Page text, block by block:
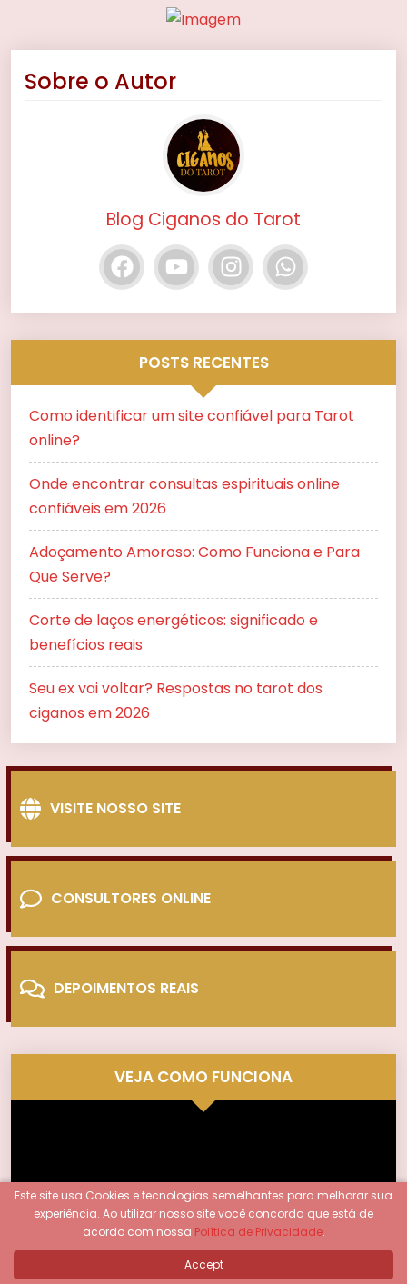
Sobre o Autor
Blog Ciganos do Tarot
POSTS RECENTES
Como identificar um site confiável para Tarot
online?
Onde encontrar consultas espirituais online
confiáveis em 2026
Adoçamento Amoroso: Como Funciona e Para
Que Serve?
Corte de laços energéticos: significado e
benefícios reais
Seu ex vai voltar? Respostas no tarot dos
ciganos em 2026
VISITE NOSSO SITE
CONSULTORES ONLINE
DEPOIMENTOS REAIS
VEJA COMO FUNCIONA
Este site usa Cookies e tecnologias semelhantes para melhorar sua
experiência. Ao utilizar nosso site você concorda que está de
acordo com nossa Política de Privacidade.
Accept